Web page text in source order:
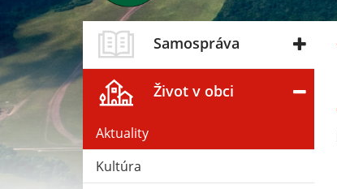
Samospráva
Život v obci
Aktuality
Kultúra